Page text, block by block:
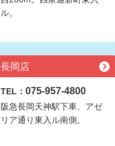
ル。
長岡店
TEL： 075-957-4800
阪急長岡天神駅下車、アゼ
リア通り東入ル南側。